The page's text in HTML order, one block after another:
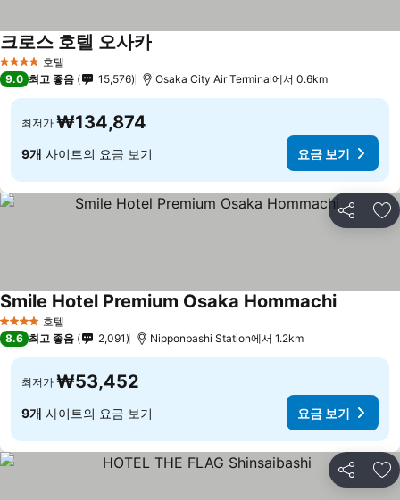
4 성급 호텔
크로스 호텔 오사카
9.0 최고 좋음 15,576 Osaka City Air Terminal에서 0.6km
최저가 ₩134,874
9개 사이트의 요금 보기 요금 보기
공유 즐
4 성급 호텔
Smile Hotel Premium Osaka Hommachi
8.6 최고 좋음 2,091 Nipponbashi Station에서 1.2km
최저가 ₩53,452
9개 사이트의 요금 보기 요금 보기
공유 즐